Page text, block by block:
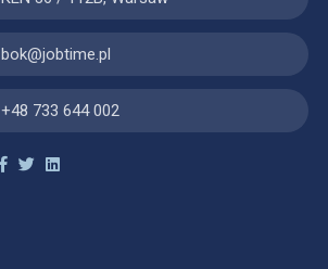
bok@jobtime.pl
+48 733 644 002